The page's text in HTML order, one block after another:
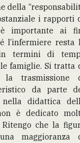
della
i rapporti
importante ai
l’infermiere resta
termini di
famiglie. Si tratta
la trasmissione
da parte
nella didattica
è dedicato
Ritengo che la
maggioranza